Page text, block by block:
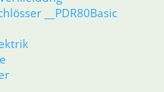
__PDR80Basic